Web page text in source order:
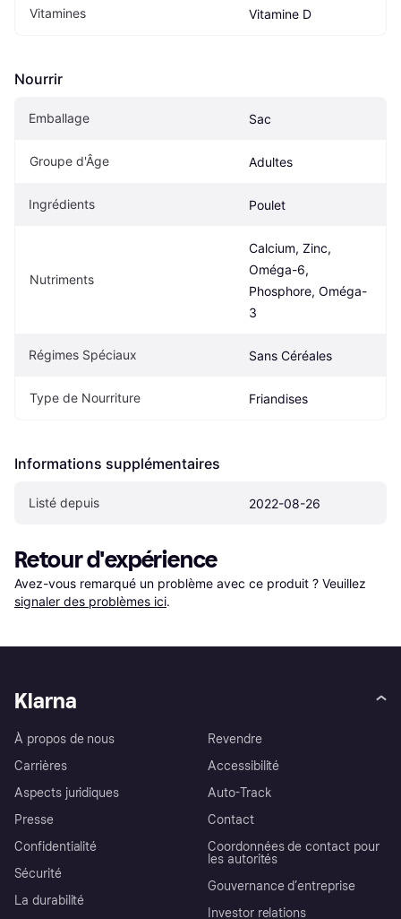
Vitamines Vitamine D
Nourrir
Emballage Sac
Groupe d'Âge Adultes
Ingrédients Poulet
Nutriments
Calcium, Zinc,
Oméga-6,
Phosphore, Oméga-
3
Régimes Spéciaux Sans Céréales
Type de Nourriture Friandises
Informations supplémentaires
Listé depuis 2022-08-26
Retour d'expérience
Avez-vous remarqué un problème avec ce produit ? Veuillez
signaler des problèmes ici.
Klarna
À propos de nous
Carrières
Aspects juridiques
Presse
Confidentialité
Sécurité
La durabilité
Revendre
Accessibilité
Auto-Track
Contact
Coordonnées de contact pour
les autorités
Gouvernance d’entreprise
Investor relations